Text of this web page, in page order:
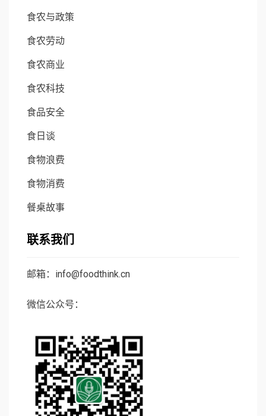
食农与政策
食农劳动
食农商业
食农科技
食品安全
食日谈
食物浪费
食物消费
餐桌故事
联系我们
邮箱：info@foodthink.cn
微信公众号：